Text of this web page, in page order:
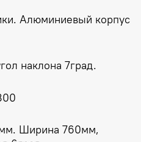
Алюминиевый корпус
наклона 7град.
Ширина 760мм,